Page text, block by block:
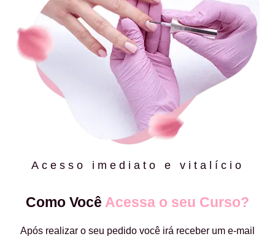
Acesso imediato e vitalício
Como Você Acessa o seu Curso?
Após realizar o seu pedido você irá receber um e-mail